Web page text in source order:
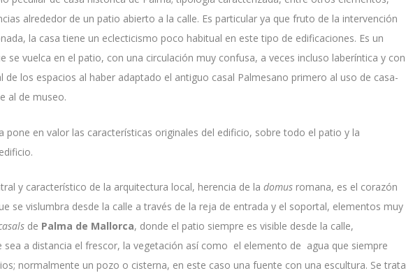
alrededor de un patio abierto a la calle. Es particular ya que fruto de la intervención
la casa tiene un eclecticismo poco habitual en este tipo de edificaciones. Es un
se vuelca en el patio, con una circulación muy confusa, a veces incluso laberíntica y con
de los espacios al haber adaptado el antiguo casal Palmesano primero al uso de casa-
al de museo.
pone en valor las características originales del edificio, sobre todo el patio y la
y característico de la arquitectura local, herencia de ladomus romana, es el corazón
se vislumbra desde la calle a través de la reja de entrada y el soportal, elementos muy
de Palma de Mallorca, donde el patio siempre es visible desde la calle,
sea a distancia el frescor, la vegetación así como el elemento de agua que siempre
normalmente un pozo o cisterna, en este caso una fuente con una escultura. Se trata